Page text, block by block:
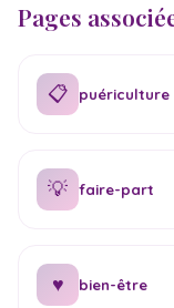
Pages
📋 puériculture
💡 faire-part
♥ bien-être